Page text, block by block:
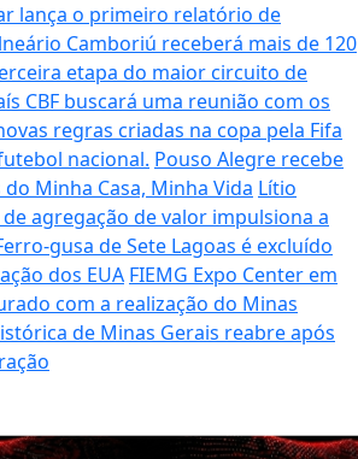
lança o primeiro relatório de
Camboriú receberá mais de 120
etapa do maior circuito de
CBF buscará uma reunião com os
regras criadas na copa pela Fifa
nacional. Pouso Alegre recebe
Minha Casa, Minha Vida Lítio
agregação de valor impulsiona a
gusa de Sete Lagoas é excluído
dos EUA FIEMG Expo Center em
com a realização do Minas
de Minas Gerais reabre após